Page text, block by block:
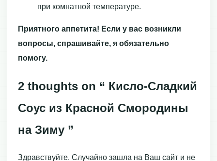
при комнатной температуре.
Приятного аппетита! Если у вас возникли
вопросы, спрашивайте, я обязательно
помогу.
2 thoughts on “ Кисло-Сладкий
Соус из Красной Смородины
на Зиму ”
Здравствуйте. Случайно зашла на Ваш сайт и не